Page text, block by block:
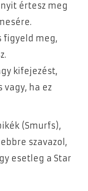
értesz meg
figyeld meg,
kifejezést,
ha ez
(Smurfs),
szavazol,
esetleg a Star